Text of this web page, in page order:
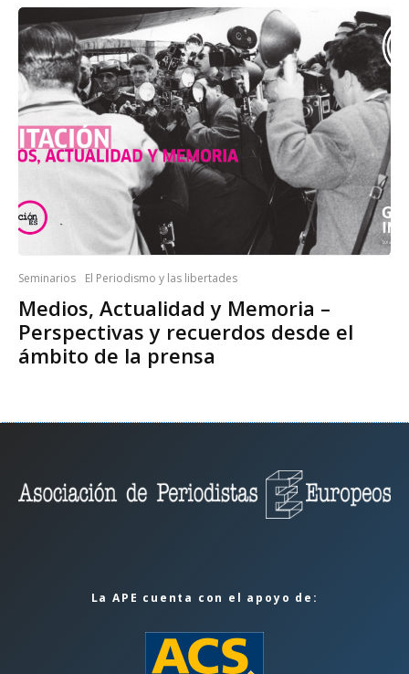
Seminarios El Periodismo y las libertades
Medios, Actualidad y Memoria –
Perspectivas y recuerdos desde el
ámbito de la prensa
La APE cuenta con el apoyo de: